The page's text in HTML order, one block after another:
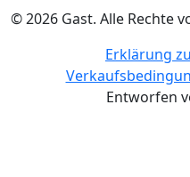
© 2026 Gast. Alle Rechte
Erklärung
Entworfen